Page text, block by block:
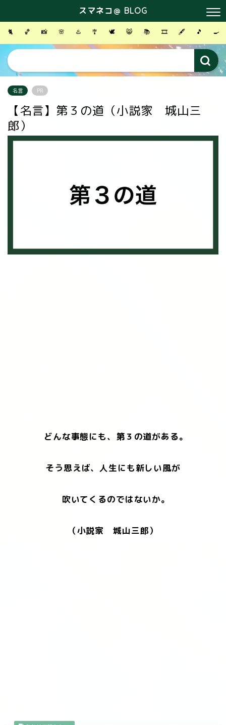
スマネコ＠ BLOG
🐈 🏀 📸 🌸 ♨️ 🎐 🕊 😸 📚 🎞 🖋 🎵 🍳
名言 PR
【名言】第３の道（小説家 城山三
郎）
どんな事態にも、第３の道がある。
そう思えば、人生にも新しい風が
吹いてくるのではないか。
（小説家 城山三郎）